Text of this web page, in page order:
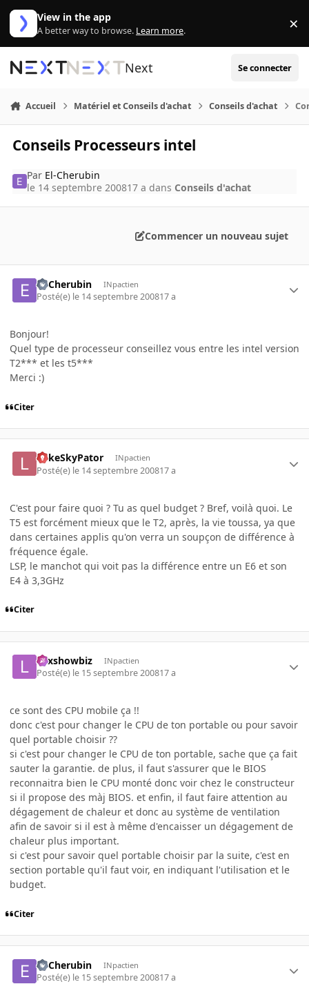
Aller au contenu
View in the app
A better way to browse. Learn more. ×
Next Se connecter
Accueil Matériel et Conseils d'achat Conseils d'achat
Conseils Processeurs intel
Par El-Cherubin
le 14 septembre 200817 a dans Conseils d'achat
Commencer un nouveau sujet
El-Cherubin INpactien
Posté(e) le 14 septembre 200817 a
Bonjour!
Quel type de processeur conseillez vous entre les intel version
T2*** et les t5***
Merci :)
Citer
LukeSkyPator INpactien
Posté(e) le 14 septembre 200817 a
C'est pour faire quoi ? Tu as quel budget ? Bref, voilà quoi. Le
T5 est forcément mieux que le T2, après, la vie toussa, ya que
dans certaines applis qu'on verra un soupçon de différence à
fréquence égale.
LSP, le manchot qui voit pas la différence entre un E6 et son
E4 à 3,3GHz
Citer
Lexshowbiz INpactien
Posté(e) le 15 septembre 200817 a
ce sont des CPU mobile ça !!
donc c'est pour changer le CPU de ton portable ou pour savoir
quel portable choisir ??
si c'est pour changer le CPU de ton portable, sache que ça fait
sauter la garantie. de plus, il faut s'assurer que le BIOS
reconnaitra bien le CPU monté donc voir chez le constructeur
si il propose des màj BIOS. et enfin, il faut faire attention au
dégagement de chaleur et donc au système de ventilation
afin de savoir si il est à même d'encaisser un dégagement de
chaleur plus important.
si c'est pour savoir quel portable choisir par la suite, c'est en
section portable qu'il faut voir, en indiquant l'utilisation et le
budget.
Citer
El-Cherubin INpactien
Posté(e) le 15 septembre 200817 a